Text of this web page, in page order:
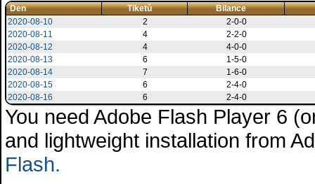
Den Tiketů
Bilance
2020-08-10
2
2-0-0
2020-08-11
4
2-2-0
2020-08-12
4
4-0-0
2020-08-13
6
1-5-0
2020-08-14
7
1-6-0
2020-08-15
6
2-4-0
2020-08-16
6 2-4-0
You need Adobe Flash Player 6
and lightweight installation from
Flash.